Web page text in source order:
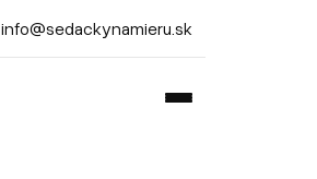
info@sedackynamieru.sk